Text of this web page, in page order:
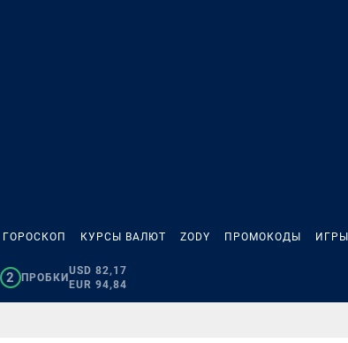
ГОРОСКОП КУРСЫ ВАЛЮТ ZODY ПРОМОКОДЫ ИГРЫ
2 ПРОБКИ
USD 82,17
EUR 94,84